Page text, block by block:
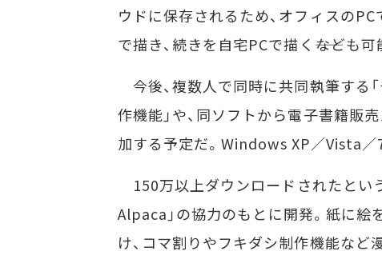
ウドに保存されるため、オフィスのPC
で描き、続きを自宅PCで描く――なども可
今後、複数人で同時に共同執筆する
作機能」や、同ソフトから電子書籍販
加する予定だ。Windows XP／Vista／
150万以上ダウンロードされたとい
Alpaca」の協力のもとに開発。紙に
け、コマ割りやフキダシ制作機能など